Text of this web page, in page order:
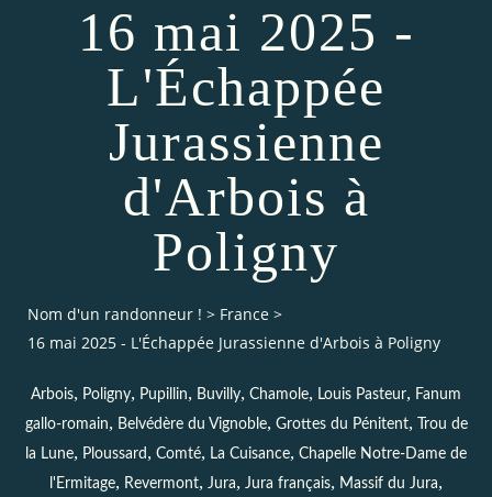
16 mai 2025 -
L'Échappée
Jurassienne
d'Arbois à
Poligny
Nom d'un randonneur ! > France >
16 mai 2025 - L'Échappée Jurassienne d'Arbois à Poligny
Arbois, Poligny, Pupillin, Buvilly, Chamole, Louis Pasteur, Fanum
gallo-romain, Belvédère du Vignoble, Grottes du Pénitent,
Trou de
la Lune, Ploussard , Comté, La Cuisance, Chapelle Notre-Dame de
l'Ermitage, Revermont, Jura, Jura français, Massif du Jura,